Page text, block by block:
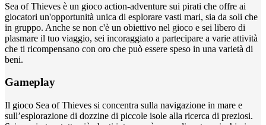
Sea of Thieves è un gioco action-adventure sui pirati che offre ai
giocatori un'opportunità unica di esplorare vasti mari, sia da soli che
in gruppo. Anche se non c'è un obiettivo nel gioco e sei libero di
plasmare il tuo viaggio, sei incoraggiato a partecipare a varie attività
che ti ricompensano con oro che può essere speso in una varietà di
beni.
Gameplay
Il gioco Sea of Thieves si concentra sulla navigazione in mare e
sull’esplorazione di dozzine di piccole isole alla ricerca di preziosi.